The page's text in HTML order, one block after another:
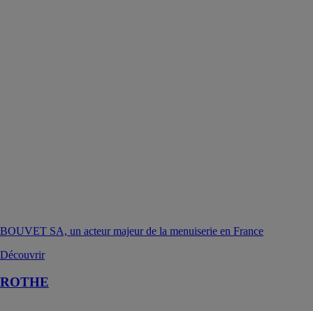
BOUVET SA, un acteur majeur de la menuiserie en France
Découvrir
ROTHE